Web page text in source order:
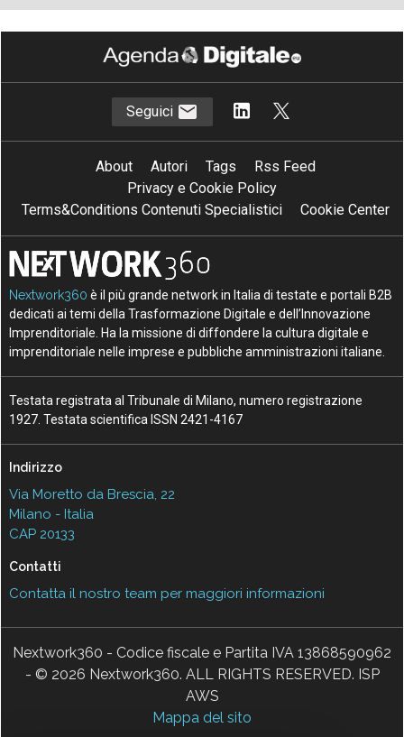
Seguici
About Autori Tags
Rss Feed
Privacy e Cookie Policy
Terms&Conditions Contenuti Specialistici
Cookie Center
Nextwork360 è il più grande network in Italia di testate e portali B2B
dedicati ai temi della Trasformazione Digitale e dell’Innovazione
Imprenditoriale. Ha la missione di diffondere la cultura digitale e
imprenditoriale nelle imprese e pubbliche amministrazioni italiane.
Testata registrata al Tribunale di Milano, numero registrazione
1927. Testata scientifica ISSN 2421-4167
Indirizzo
Via Moretto da Brescia, 22
Milano - Italia
CAP 20133
Contatti
Contatta il nostro team per maggiori informazioni
Nextwork360 - Codice fiscale e Partita IVA 13868590962
- © 2026 Nextwork360. ALL RIGHTS RESERVED. ISP
AWS
Mappa del sito